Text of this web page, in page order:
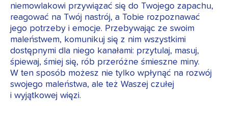
niemowlakowi przywiązać się do Twojego zapachu,
reagować na Twój nastrój, a Tobie rozpoznawać
jego potrzeby i emocje. Przebywając ze swoim
maleństwem, komunikuj się z nim wszystkimi
dostępnymi dla niego kanałami: przytulaj, masuj,
śpiewaj, śmiej się, rób przeróżne śmieszne miny.
W ten sposób możesz nie tylko wpłynąć na rozwój
swojego maleństwa, ale też Waszej czułej
i wyjątkowej więzi.